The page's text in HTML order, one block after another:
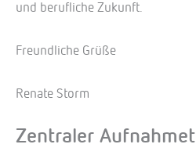
und berufliche Zukunft.
Freundliche Grüße
Renate Storm
Zentraler